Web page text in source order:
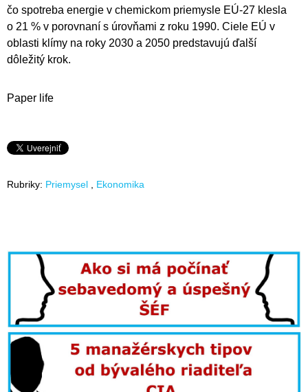
čo spotreba energie v chemickom priemysle EÚ-27 klesla
o 21 % v porovnaní s úrovňami z roku 1990. Ciele EÚ v
oblasti klímy na roky 2030 a 2050 predstavujú ďalší
dôležitý krok.
Paper life
Rubriky: Priemysel Ekonomika